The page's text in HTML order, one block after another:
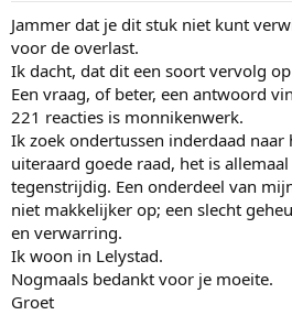
Jammer dat je dit stuk niet kunt
voor de overlast.
Ik dacht, dat dit een soort vervolg
Een vraag, of beter, een antwoord
221 reacties is monnikenwerk.
Ik zoek ondertussen inderdaad
uiteraard goede raad, het is
tegenstrijdig. Een onderdeel van
niet makkelijker op; een slecht
en verwarring.
Ik woon in Lelystad.
Nogmaals bedankt voor je moeite.
Groet